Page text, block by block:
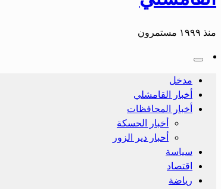
منذ ١٩٩٩ مستمرون
مدخل
أخبار القامشلي
أخبار المحافظات
أخبار الحسكة
أحبار دير الزور
سياسة
اقتصاد
رياضة